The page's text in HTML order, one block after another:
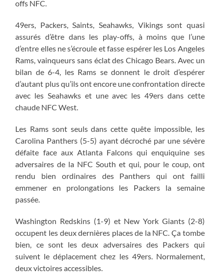
offs NFC.
49ers, Packers, Saints, Seahawks, Vikings sont quasi
assurés d’être dans les play-offs, à moins que l’une
d’entre elles ne s’écroule et fasse espérer les Los Angeles
Rams, vainqueurs sans éclat des Chicago Bears. Avec un
bilan de 6-4, les Rams se donnent le droit d’espérer
d’autant plus qu’ils ont encore une confrontation directe
avec les Seahawks et une avec les 49ers dans cette
chaude NFC West.
Les Rams sont seuls dans cette quête impossible, les
Carolina Panthers (5-5) ayant décroché par une sévère
défaite face aux Atlanta Falcons qui enquiquine ses
adversaires de la NFC South et qui, pour le coup, ont
rendu bien ordinaires des Panthers qui ont failli
emmener en prolongations les Packers la semaine
passée.
Washington Redskins (1-9) et New York Giants (2-8)
occupent les deux dernières places de la NFC. Ça tombe
bien, ce sont les deux adversaires des Packers qui
suivent le déplacement chez les 49ers. Normalement,
deux victoires accessibles.